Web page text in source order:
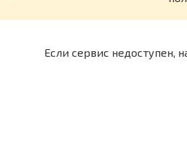
Если сервис недоступен,